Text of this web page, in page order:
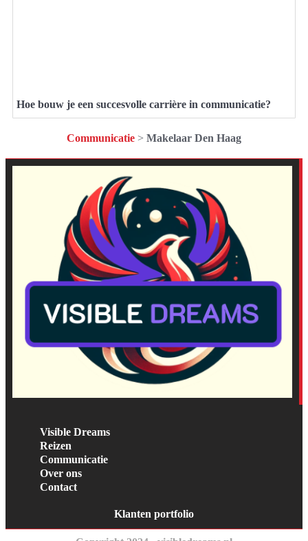
Hoe bouw je een succesvolle carrière in communicatie?
Communicatie > Makelaar Den Haag
Visible Dreams
Reizen
Communicatie
Over ons
Contact
Klanten portfolio